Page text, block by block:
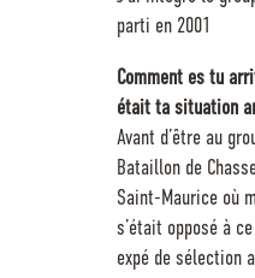
parti en 2001
Comment es tu
était ta situation
Avant d’être au
Bataillon de
Saint-Maurice où
s’était opposé à
expé de sélection